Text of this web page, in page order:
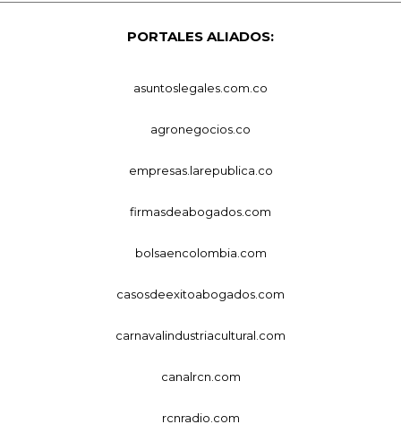
PORTALES ALIADOS:
asuntoslegales.com.co
agronegocios.co
empresas.larepublica.co
firmasdeabogados.com
bolsaencolombia.com
casosdeexitoabogados.com
carnavalindustriacultural.com
canalrcn.com
rcnradio.com